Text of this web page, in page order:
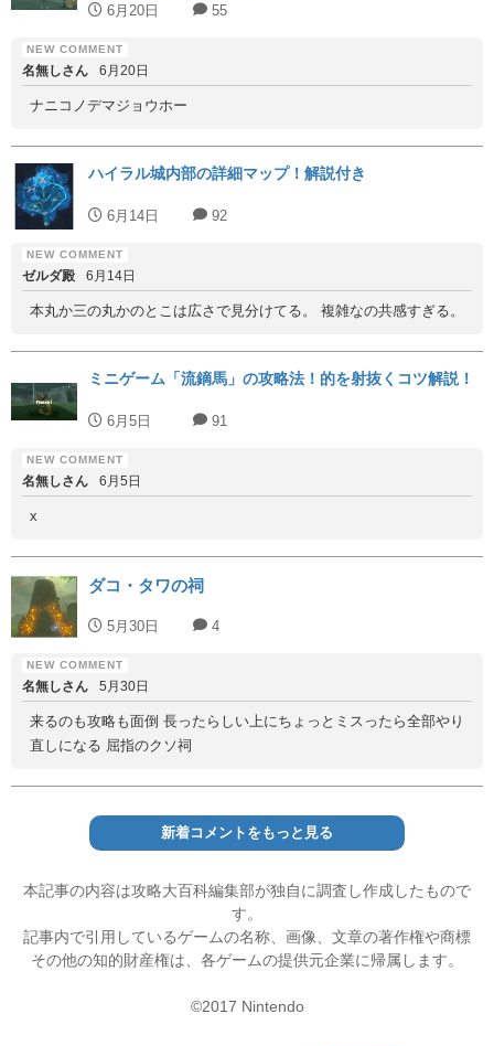
6月20日 55
名無しさん 6月20日
ナニコノデマジョウホー
ハイラル城内部の詳細マップ！解説付き
6月14日 92
ゼルダ殿 6月14日
本丸か三の丸かのとこは広さで見分けてる。 複雑なの共感すぎる。
ミニゲーム「流鏑馬」の攻略法！的を射抜くコツ解説！
6月5日 91
名無しさん 6月5日
x
ダコ・タワの祠
5月30日 4
名無しさん 5月30日
来るのも攻略も面倒 長ったらしい上にちょっとミスったら全部やり
直しになる 屈指のクソ祠
新着コメントをもっと見る
本記事の内容は攻略大百科編集部が独自に調査し作成したもので
す。
記事内で引用しているゲームの名称、画像、文章の著作権や商標
その他の知的財産権は、各ゲームの提供元企業に帰属します。
©2017 Nintendo